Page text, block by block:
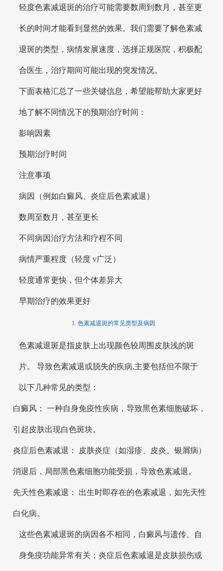
轻度色素减退斑的治疗可能需要数周到数月，甚至更
长的时间才能看到显然的效果。我们需要了解色素减
退斑的类型，病情发展速度，选择正规医院，积极配
合医生，治疗期间可能出现的突发情况。
下面表格汇总了一些关键信息，希望能帮助大家更好
地了解不同情况下的预期治疗时间：
影响因素
预期治疗时间
注意事项
病因（例如白癜风、炎症后色素减退）
数周至数月，甚至更长
不同病因治疗方法和疗程不同
病情严重程度（轻度 v广泛）
轻度通常更快，但个体差异大
早期治疗的效果更好
1. 色素减退斑的常见类型及病因
色素减退斑是指皮肤上出现颜色较周围皮肤浅的斑
片。 导致色素减退或脱失的疾病,主要包括但不限于
以下几种常见的类型：
白癜风： 一种自身免疫性疾病，导致黑色素细胞破坏，
引起皮肤出现白色斑块。
炎症后色素减退： 皮肤炎症（如湿疹、皮炎、银屑病）
消退后，局部黑色素细胞功能受损，导致色素减退。
先天性色素减退： 出生时即存在的色素减退，如先天性
白化病。
这些色素减退斑的病因各不相同，白癜风与遗传、自
身免疫功能异常有关；炎症后色素减退是皮肤损伤或